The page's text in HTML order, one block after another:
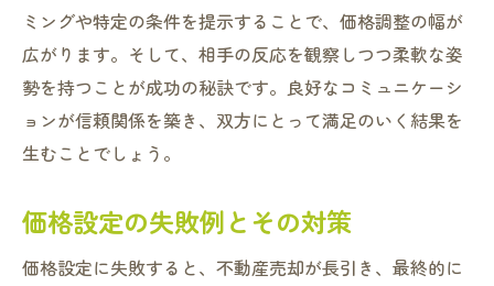
ミングや特定の条件を提示することで、価格調整の幅が
広がります。そして、相手の反応を観察しつつ柔軟な姿
勢を持つことが成功の秘訣です。良好なコミュニケーシ
ョンが信頼関係を築き、双方にとって満足のいく結果を
生むことでしょう。
価格設定の失敗例とその対策
価格設定に失敗すると、不動産売却が長引き、最終的に